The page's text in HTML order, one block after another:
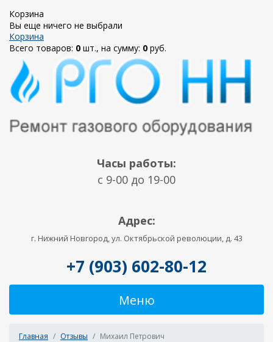
Корзина
Вы еще ничего не выбрали
Корзина
Всего товаров: 0 шт., на сумму: 0 руб.
Часы работы:
c 9-00 до 19-00
Адрес:
г. Нижний Новгород, ул. Октябрьской революции, д. 43
+7 (903) 602-80-12
Меню
Главная Отзывы Михаил Петрович